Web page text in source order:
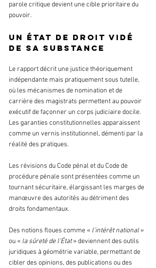
parole critique devient une cible prioritaire du
pouvoir.
Un État de droit vidé
de sa substance
Le rapport décrit une justice théoriquement
indépendante mais pratiquement sous tutelle,
où les mécanismes de nomination et de
carrière des magistrats permettent au pouvoir
exécutif de façonner un corps judiciaire docile.
Les garanties constitutionnelles apparaissent
comme un vernis institutionnel, démenti par la
réalité des pratiques.
Les révisions du Code pénal et du Code de
procédure pénale sont présentées comme un
tournant sécuritaire, élargissant les marges de
manœuvre des autorités au détriment des
droits fondamentaux.
Des notions floues comme « l’intérêt national »
ou « la sûreté de l’État » deviennent des outils
juridiques à géométrie variable, permettant de
cibler des opinions, des publications ou des